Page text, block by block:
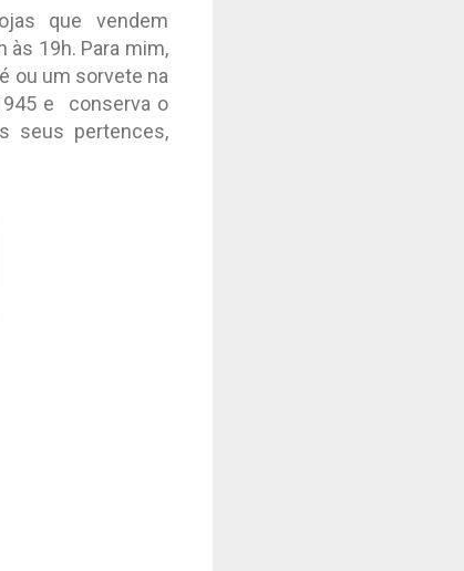
que vendem
às 19h. Para mim,
ou um sorvete na
e conserva o
seus pertences,